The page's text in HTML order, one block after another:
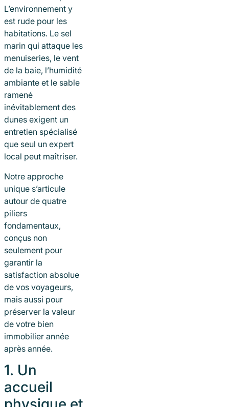
L’environnement y
est rude pour les
habitations. Le sel
marin qui attaque les
menuiseries, le vent
de la baie, l’humidité
ambiante et le sable
ramené
inévitablement des
dunes exigent un
entretien spécialisé
que seul un expert
local peut maîtriser.
Notre approche
unique s’articule
autour de quatre
piliers
fondamentaux,
conçus non
seulement pour
garantir la
satisfaction absolue
de vos voyageurs,
mais aussi pour
préserver la valeur
de votre bien
immobilier année
après année.
1. Un
accueil